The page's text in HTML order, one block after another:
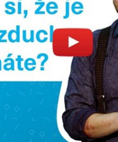
Povolit cookies a
Otevřít na